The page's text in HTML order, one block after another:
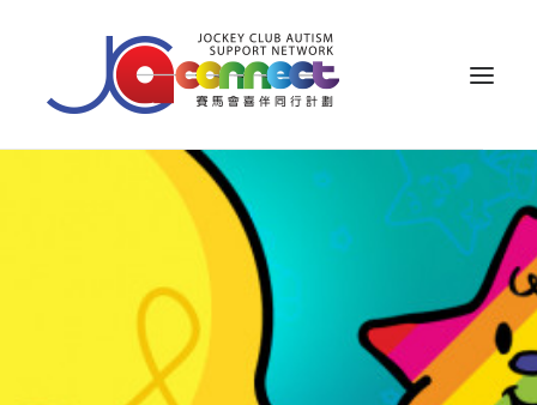
PUBLIC EDUCATION
PROFESSIONAL KNOWLEDGE
PARENTS’ ZONE